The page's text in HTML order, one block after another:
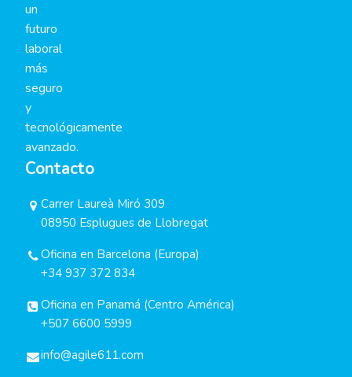
un
futuro
laboral
más
seguro
y
tecnológicamente
avanzado.
Contacto
Carrer Laureà Miró 309
08950 Esplugues de Llobregat
Oficina en Barcelona (Europa)
+34 937 372 834
Oficina en Panamá (Centro América)
+507 6600 5999
info@agile611.com